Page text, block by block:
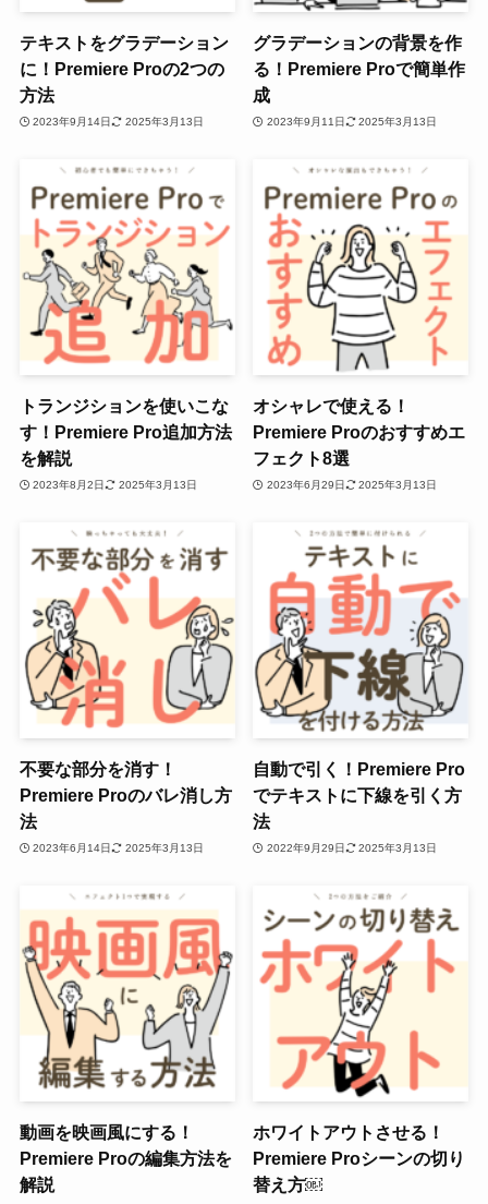
テキストをグラデーション
に！Premiere Proの2つの
方法
2023年9月14日 2025年3月13日
グラデーションの背景を作
る！Premiere Proで簡単作
成
2023年9月11日 2025年3月13日
トランジションを使いこな
す！Premiere Pro追加方法
を解説
2023年8月2日 2025年3月13日
オシャレで使える！
Premiere Proのおすすめエ
フェクト8選
2023年6月29日 2025年3月13日
不要な部分を消す！
Premiere Proのバレ消し方
法
2023年6月14日 2025年3月13日
自動で引く！Premiere Pro
でテキストに下線を引く方
法
2022年9月29日 2025年3月13日
動画を映画風にする！
Premiere Proの編集方法を
解説
ホワイトアウトさせる！
Premiere Proシーンの切り
替え方￼